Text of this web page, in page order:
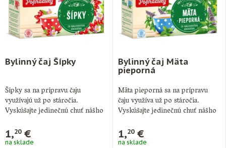
Bylinný čaj Šípky
Šípky sa na prípravu čaju
využívajú už po stáročia.
Vyskúšajte jedinečnú chuť nášho
1,20€
na sklade
Bylinný čaj Mäta
pieporná
Mäta pieporná sa na prípravu
čaju využíva už po stáročia.
Vyskúšajte jedinečnú chuť nášho
1,20€
na sklade